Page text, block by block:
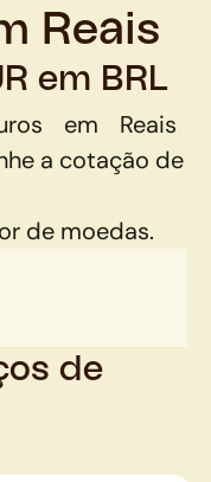
Reais
em BRL
em
Reais
a cotação de
de moedas.
de